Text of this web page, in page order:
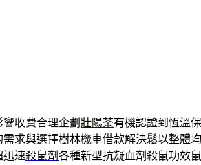
收費合理企劃 壯陽茶有機認證到恆溫
需求與選擇樹林機車借款解決鬆以整體
迅速殺鼠劑各種新型抗凝血劑殺鼠功效